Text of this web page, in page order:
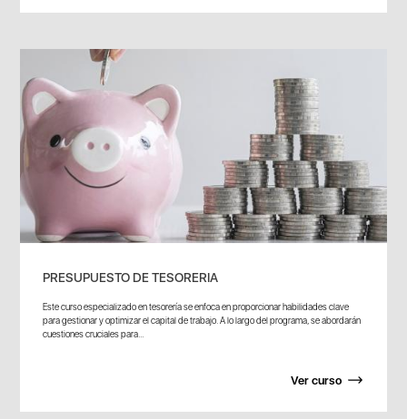
PRESUPUESTO DE TESORERIA
Este curso especializado en tesorería se enfoca en proporcionar habilidades clave
para gestionar y optimizar el capital de trabajo. A lo largo del programa, se abordarán
cuestiones cruciales para...
Ver curso